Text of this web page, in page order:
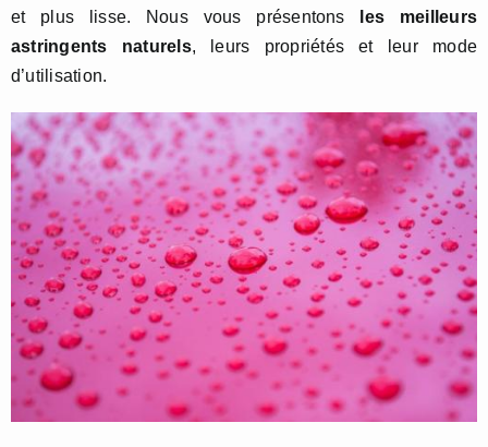
et plus lisse. Nous vous présentons
les meilleurs
astringents naturels, leurs propriétés et leur mode
d’utilisation.